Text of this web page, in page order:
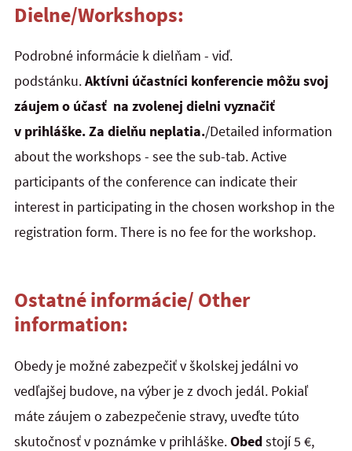
Dielne/Workshops:
Podrobné informácie k dielňam - viď.
podstánku.Aktívni účastníci konferencie môžu svoj
záujem o účasť na zvolenej dielni vyznačiť
v prihláške. Za dielňu neplatia./Detailed information
about the workshops - see the sub-tab. Active
participants of the conference can indicate their
interest in participating in the chosen workshop in the
registration form. There is no fee for the workshop.
Ostatné informácie/ Other
information:
Obedy je možné zabezpečiť v školskej jedálni vo
vedľajšej budove, na výber je z dvoch jedál. Pokiaľ
máte záujem o zabezpečenie stravy, uveďte túto
skutočnosť v poznámke v prihláške.Obedstojí 5 €,